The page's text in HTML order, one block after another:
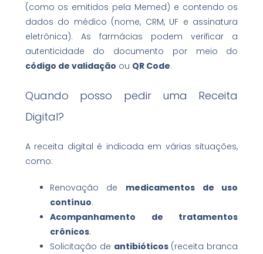
(como os emitidos pela Memed) e contendo os
dados do médico (nome, CRM, UF e assinatura
eletrônica). As farmácias podem verificar a
autenticidade do documento por meio do
código de validação ou QR Code.
Quando posso pedir uma Receita
Digital?
A receita digital é indicada em várias situações,
como:
Renovação de medicamentos de uso
contínuo.
Acompanhamento de tratamentos
crônicos.
Solicitação de antibióticos(receita branca